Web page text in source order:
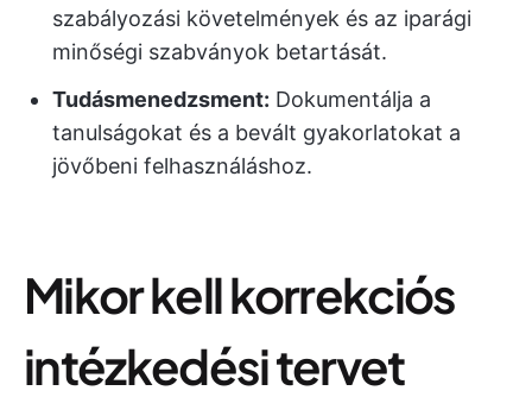
szabályozási követelmények és az iparági
minőségi szabványok betartását.
Tudásmenedzsment: Dokumentálja a
tanulságokat és a bevált gyakorlatokat a
jövőbeni felhasználáshoz.
Mikor kell korrekciós
intézkedési tervet